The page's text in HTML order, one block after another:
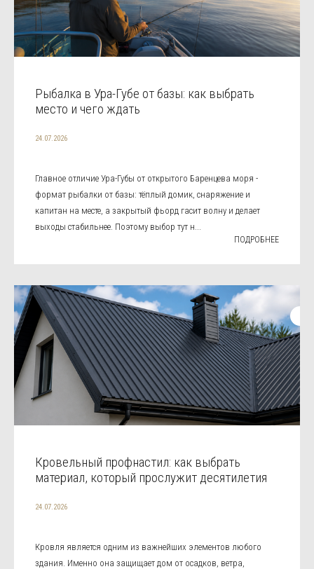
Рыбалка в Ура-Губе от базы: как выбрать
место и чего ждать
24.07.2026
Главное отличие Ура-Губы от открытого Баренцева моря -
формат рыбалки от базы: тёплый домик, снаряжение и
капитан на месте, а закрытый фьорд гасит волну и делает
выходы стабильнее. Поэтому выбор тут н...
ПОДРОБНЕЕ
Кровельный профнастил: как выбрать
материал, который прослужит десятилетия
24.07.2026
Кровля является одним из важнейших элементов любого
здания. Именно она защищает дом от осадков, ветра,